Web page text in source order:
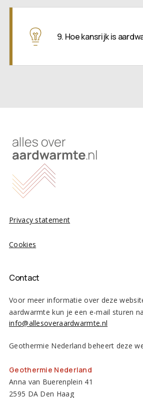
9. Hoe kansrijk is
Privacy statement
Cookies
Contact
Voor meer informatie over deze
aardwarmte kun je een e-mail sturen
info@allesoveraardwarmte.nl
Geothermie Nederland beheert deze
Geothermie Nederland
Anna van Buerenplein 41
2595 DA Den Haag